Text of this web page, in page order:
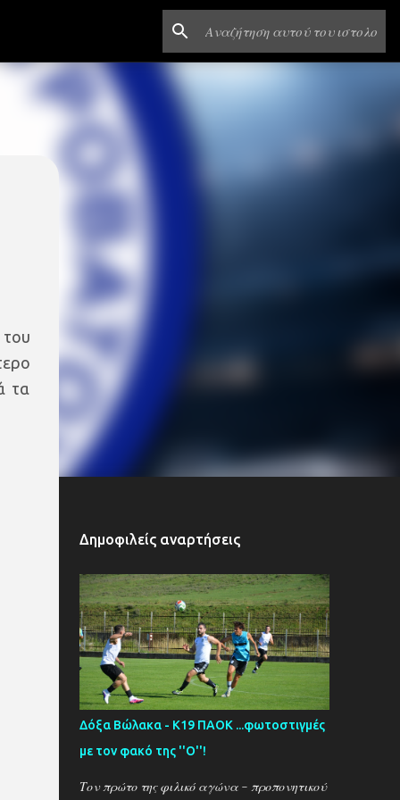
τα
Δημοφιλείς αναρτήσεις
Δόξα Βώλακα - Κ19 ΠΑΟΚ ...φωτοστιγμές
με τον φακό της ''Ο''!
Τον πρώτο της φιλικό αγώνα - προπονητικού